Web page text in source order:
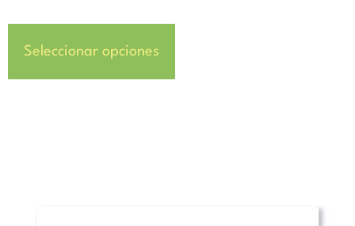
Seleccionar opciones